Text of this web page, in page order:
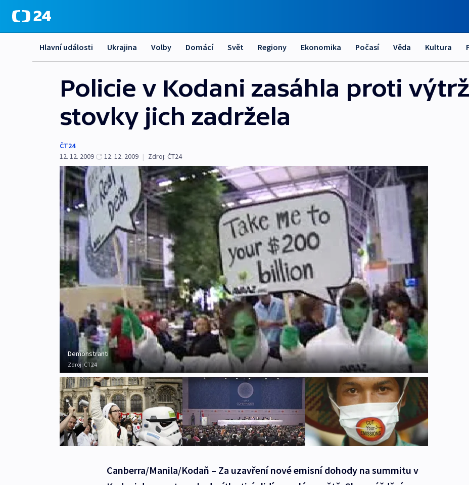
Hlavní události Ukrajina Volby Domácí Svět Regiony Ekonomika Počasí Věda Kultura
Policie v Kodani zasáhla proti
stovky jich zadržela
ČT24
12. 12. 2009
12. 12. 2009 | Zdroj: ČT24
Demonstranti
Zdroj: ČT24
Canberra/Manila/Kodaň – Za uzavření nové emisní dohody na summitu v